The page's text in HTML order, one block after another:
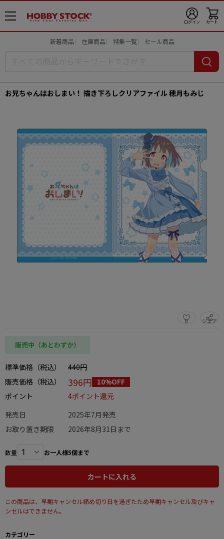
メ
ニ
ログイン カート
新着商品 在庫商品 特集一覧 セール商品
お兄ちゃんはおしまい！ 描き下ろしクリアファイル 穂月もみじ
0 シェア
この商品をシェアする
販売中（あとわずか）
標準価格（税込）
440円
販売価格（税込）
396円 10%OFF
ポイント
4ポイント還元
発売日
2025年7月発売
お取り置き期限
2026年8月31日まで
数量 お一人様5個まで
カートに入れる
この商品は、早期キャンセル締め切り日を過ぎたため早期キャンセル及びキャ
ンセルはできません。
カテゴリー